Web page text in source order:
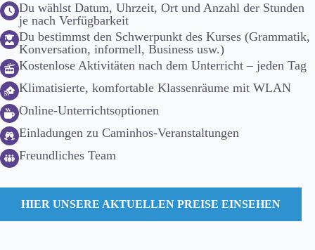
Du wählst Datum, Uhrzeit, Ort und Anzahl der Stunden
je nach Verfügbarkeit
Du bestimmst den Schwerpunkt des Kurses (Grammatik,
Konversation, informell, Business usw.)
Kostenlose Aktivitäten nach dem Unterricht – jeden Tag
Klimatisierte, komfortable Klassenräume mit WLAN
Online-Unterrichtsoptionen
Einladungen zu Caminhos-Veranstaltungen
Freundliches Team
HIER UNSERE AKTUELLEN PREISE EINSEHEN